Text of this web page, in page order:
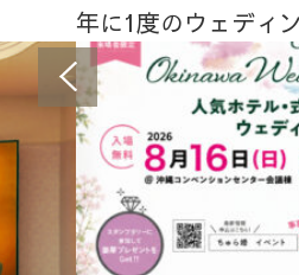
年に1度のウェディ